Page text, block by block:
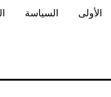
الأولى السياسة